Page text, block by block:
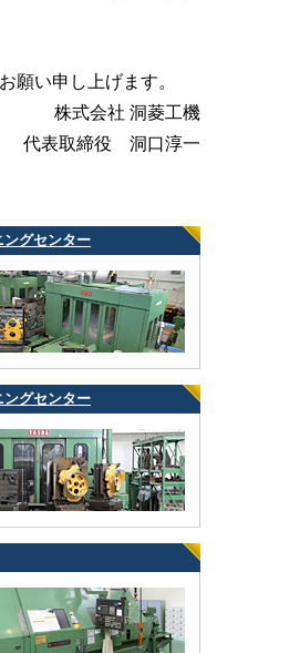
願い申し上げます。
株式会社 洞菱工機
代表取締役 洞口淳一
グセンター
グセンター